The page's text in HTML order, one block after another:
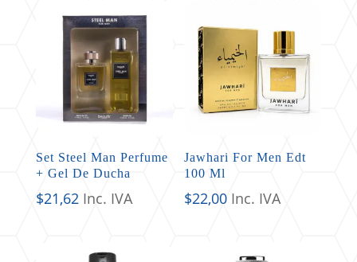
Set Steel Man Perfume
+ Gel De Ducha
$21,62 Inc. IVA
Jawhari For Men Edt
100 Ml
$22,00 Inc. IVA